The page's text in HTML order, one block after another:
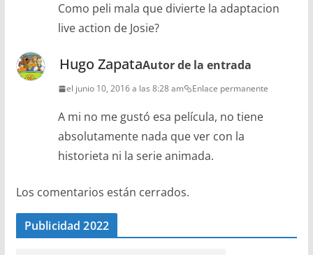
Como peli mala que divierte la adaptacion
live action de Josie?
Hugo ZapataAutor de la entrada
el junio 10, 2016 a las 8:28 am Enlace permanente
A mi no me gustó esa película, no tiene
absolutamente nada que ver con la
historieta ni la serie animada.
Los comentarios están cerrados.
Publicidad 2022